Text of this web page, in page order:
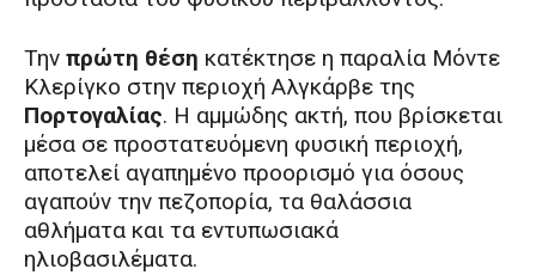
Την πρώτη θέση κατέκτησε η παραλία Μόντε
Κλερίγκο στην περιοχή Αλγκάρβε της
Πορτογαλίας. Η αμμώδης ακτή, που βρίσκεται
μέσα σε προστατευόμενη φυσική περιοχή,
αποτελεί αγαπημένο προορισμό για όσους
αγαπούν την πεζοπορία, τα θαλάσσια
αθλήματα και τα εντυπωσιακά
ηλιοβασιλέματα.